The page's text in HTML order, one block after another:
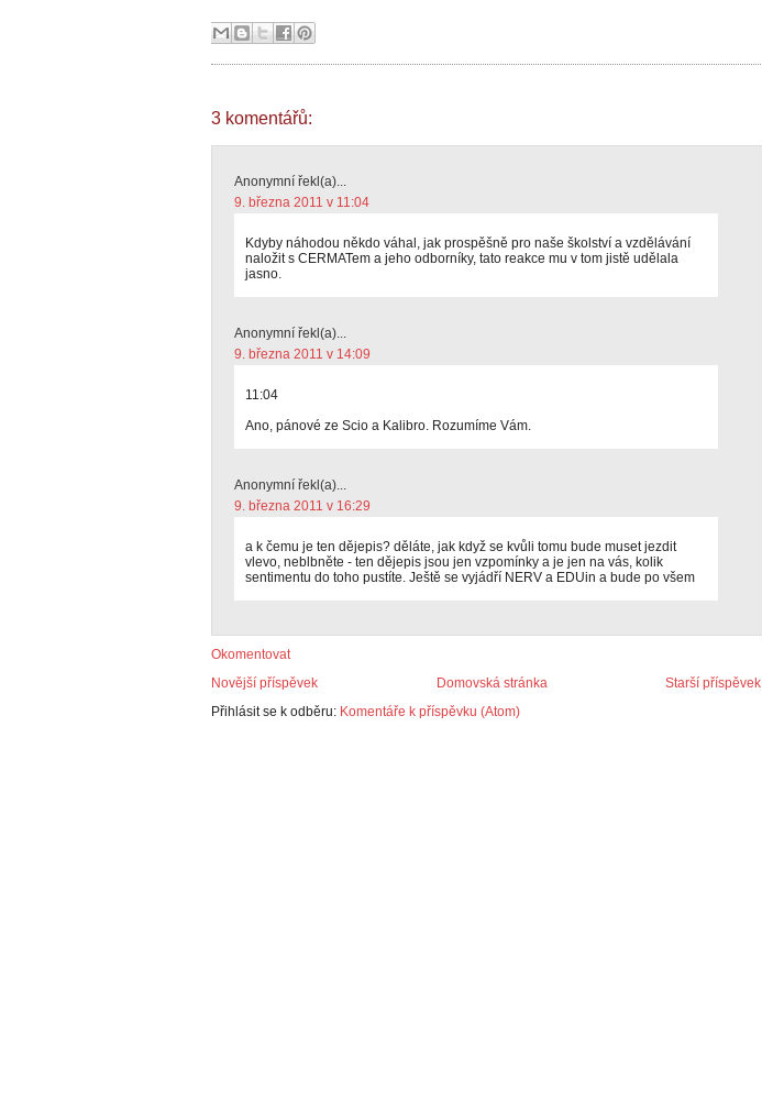
3 komentářů:
Anonymní řekl(a)...
9. března 2011 v 11:04
Kdyby náhodou někdo váhal, jak prospěšně pro naše školství a vzdělávání
naložit s CERMATem a jeho odborníky, tato reakce mu v tom jistě udělala
jasno.
Anonymní řekl(a)...
9. března 2011 v 14:09
11:04
Ano, pánové ze Scio a Kalibro. Rozumíme Vám.
Anonymní řekl(a)...
9. března 2011 v 16:29
a k čemu je ten dějepis? děláte, jak když se kvůli tomu bude muset jezdit
vlevo, neblbněte - ten dějepis jsou jen vzpomínky a je jen na vás, kolik
sentimentu do toho pustíte. Ještě se vyjádří NERV a EDUin a bude po všem
Okomentovat
Novější příspěvek
Starší příspěvek
Domovská stránka
Přihlásit se k odběru: Komentáře k příspěvku (Atom)